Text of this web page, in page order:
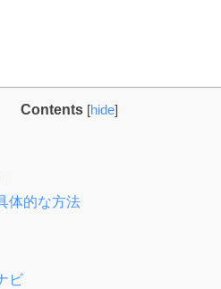
Contents [hide]
体的な方法
ビ